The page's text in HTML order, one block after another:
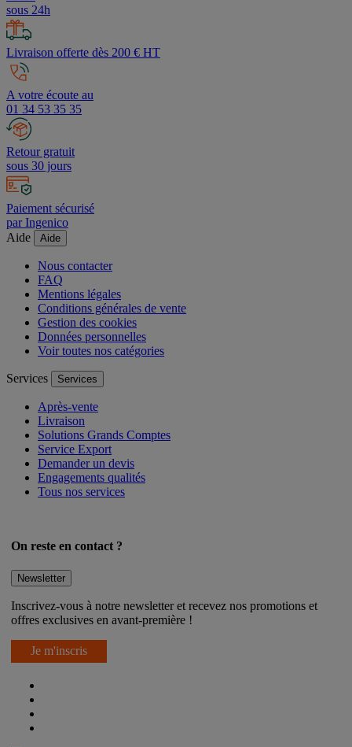
Devis
sous 24h
Livraison offerte dès 200 € HT
A votre écoute au
01 34 53 35 35
Retour gratuit
sous 30 jours
Paiement sécurisé
par Ingenico
Aide
Nous contacter
FAQ
Mentions légales
Conditions générales de vente
Gestion des cookies
Données personnelles
Services
Après-vente
Livraison
Solutions Grands Comptes
Service Export
Demander un devis
Engagements qualités
Inscrivez-vous à notre newsletter et recevez nos promotions et
Je m'inscris